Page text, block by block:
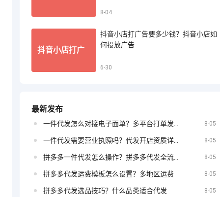
开几个抖店呢
什么时候？
定？
8-04
抖音小店打广
抖音小店如何
投放广告
抖音小店打广告要多少钱？抖音小店如
何投放广告
6-30
最新发布
8-05
8-05
8-05
拼多多代发运费模板怎么设置？多地区运费 8-05
拼多多代发选品技巧？什么品类适合代发 8-05